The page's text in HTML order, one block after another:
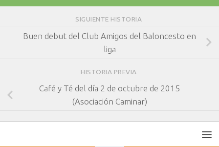
SIGUIENTE HISTORIA
Buen debut del Club Amigos del Baloncesto en
liga
HISTORIA PREVIA
Café y Té del día 2 de octubre de 2015
(Asociación Caminar)